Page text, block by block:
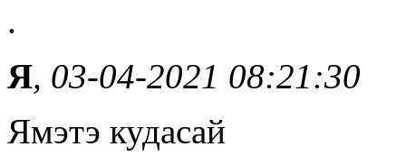
.
Я, 03-04-2021 08:21:30
Ямэтэ кудасай